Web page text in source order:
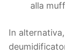
alla
In